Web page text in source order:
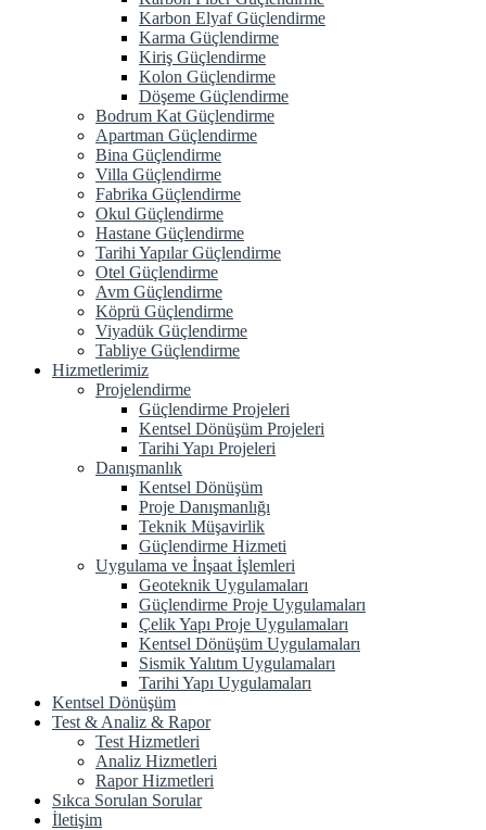
Karbon Elyaf Güçlendirme
Karma Güçlendirme
Kiriş Güçlendirme
Kolon Güçlendirme
Döşeme Güçlendirme
Bodrum Kat Güçlendirme
Apartman Güçlendirme
Bina Güçlendirme
Villa Güçlendirme
Fabrika Güçlendirme
Okul Güçlendirme
Hastane Güçlendirme
Tarihi Yapılar Güçlendirme
Otel Güçlendirme
Avm Güçlendirme
Köprü Güçlendirme
Viyadük Güçlendirme
Tabliye Güçlendirme
Hizmetlerimiz
Projelendirme
Güçlendirme Projeleri
Kentsel Dönüşüm Projeleri
Tarihi Yapı Projeleri
Danışmanlık
Kentsel Dönüşüm
Proje Danışmanlığı
Teknik Müşavirlik
Güçlendirme Hizmeti
Uygulama ve İnşaat İşlemleri
Geoteknik Uygulamaları
Güçlendirme Proje Uygulamaları
Çelik Yapı Proje Uygulamaları
Kentsel Dönüşüm Uygulamaları
Sismik Yalıtım Uygulamaları
Tarihi Yapı Uygulamaları
Kentsel Dönüşüm
Test & Analiz & Rapor
Test Hizmetleri
Analiz Hizmetleri
Rapor Hizmetleri
Sıkca Sorulan Sorular
İletişim